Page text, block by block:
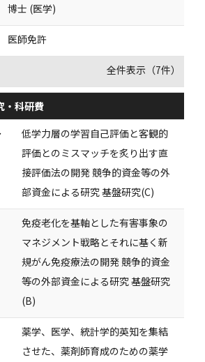
博士 (医学)
医師免許
全件表示（7件）
・科研費
低学力層の学習自己評価と客観的
評価とのミスマッチを炙り出す直
接評価法の開発 競争的資金等の外
部資金による研究 基盤研究(C)
免疫老化を基軸とした有害事象の
マネジメント戦略とそれに基く新
規がん免疫療法の開発 競争的資金
等の外部資金による研究 基盤研究
(B)
薬学、医学、統計学的英知を集結
させた、薬剤師育成のための薬学